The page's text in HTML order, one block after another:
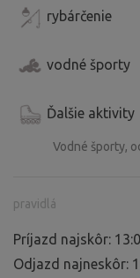
rybárčenie
vodné športy
Ďalšie aktivity
Vodné športy,
pravidlá
Príjazd najskôr:
Odjazd najneskôr: